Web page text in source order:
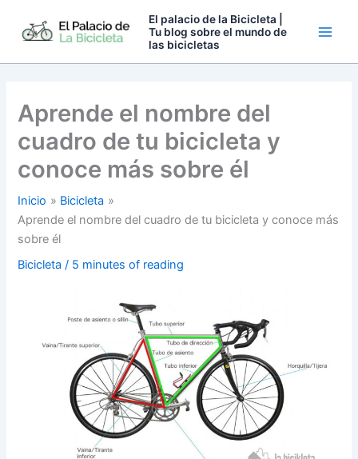
El palacio de la Bicicleta |
Tu blog sobre el mundo de
las bicicletas
Aprende el nombre del
cuadro de tu bicicleta y
conoce más sobre él
Inicio
Bicicleta
Aprende el nombre del cuadro de tu bicicleta y conoce más
sobre él
Bicicleta / 5 minutes of reading